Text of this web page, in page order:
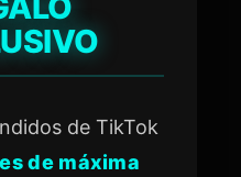
de TikTok
de máxima